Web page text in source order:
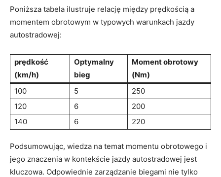
Poniższa tabela ilustruje relację między prędkością a
momentem obrotowym w typowych warunkach jazdy
autostradowej:
prędkość
(km/h)
Optymalny
bieg
Moment obrotowy
(Nm)
100
5
250
120
6
200
140
6 220
Podsumowując, wiedza na temat momentu obrotowego i
jego znaczenia w kontekście jazdy autostradowej jest
kluczowa. Odpowiednie zarządzanie biegami nie tylko